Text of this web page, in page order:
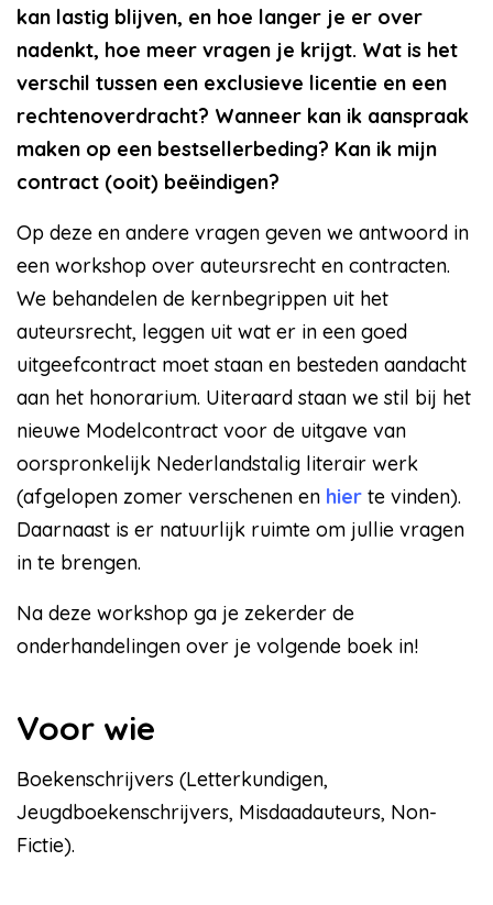
kan lastig blijven, en hoe langer je er over
nadenkt, hoe meer vragen je krijgt. Wat is het
verschil tussen een exclusieve licentie en een
rechtenoverdracht? Wanneer kan ik aanspraak
maken op een bestsellerbeding? Kan ik mijn
contract (ooit) beëindigen?
Op deze en andere vragen geven we antwoord in
een workshop over auteursrecht en contracten.
We behandelen de kernbegrippen uit het
auteursrecht, leggen uit wat er in een goed
uitgeefcontract moet staan en besteden aandacht
aan het honorarium. Uiteraard staan we stil bij het
nieuwe Modelcontract voor de uitgave van
oorspronkelijk Nederlandstalig literair werk
(afgelopen zomer verschenen en hier te vinden).
Daarnaast is er natuurlijk ruimte om jullie vragen
in te brengen.
Na deze workshop ga je zekerder de
onderhandelingen over je volgende boek in!
Voor wie
Boekenschrijvers (Letterkundigen,
Jeugdboekenschrijvers, Misdaadauteurs, Non-
Fictie).